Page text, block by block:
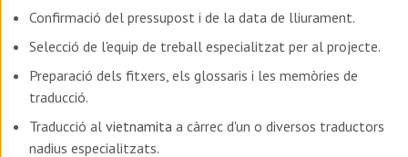
Confirmació del pressupost i de la data de lliurament.
Selecció de l'equip de treball especialitzat per al projecte.
Preparació dels fitxers, els glossaris i les memòries de
traducció.
Traducció al vietnamita a càrrec d'un o diversos traductors
nadius especialitzats.